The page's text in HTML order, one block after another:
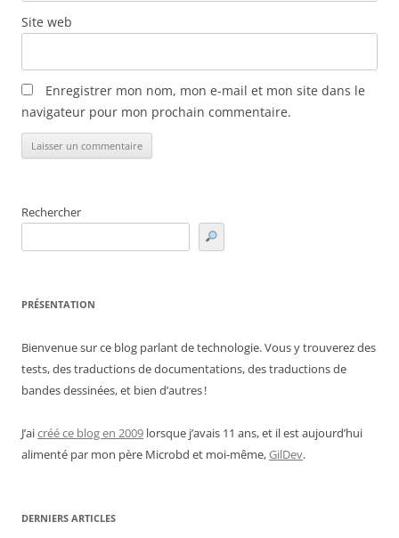
Site web
Enregistrer mon nom, mon e-mail et mon site dans le
navigateur pour mon prochain commentaire.
Rechercher
PRÉSENTATION
Bienvenue sur ce blog parlant de technologie. Vous y trouverez des
tests, des traductions de documentations, des traductions de
bandes dessinées, et bien d’autres !
J’aicréé ce blog en 2009 lorsque j’avais 11 ans, et il est aujourd’hui
alimenté par mon père Microbd et moi-même,GilDev.
DERNIERS ARTICLES